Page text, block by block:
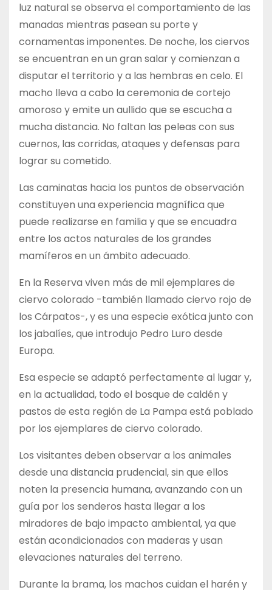
luz natural se observa el comportamiento de las
manadas mientras pasean su porte y
cornamentas imponentes. De noche, los ciervos
se encuentran en un gran salar y comienzan a
disputar el territorio y a las hembras en celo. El
macho lleva a cabo la ceremonia de cortejo
amoroso y emite un aullido que se escucha a
mucha distancia. No faltan las peleas con sus
cuernos, las corridas, ataques y defensas para
lograr su cometido.
Las caminatas hacia los puntos de observación
constituyen una experiencia magnífica que
puede realizarse en familia y que se encuadra
entre los actos naturales de los grandes
mamíferos en un ámbito adecuado.
En la Reserva viven más de mil ejemplares de
ciervo colorado -también llamado ciervo rojo de
los Cárpatos-, y es una especie exótica junto con
los jabalíes, que introdujo Pedro Luro desde
Europa.
Esa especie se adaptó perfectamente al lugar y,
en la actualidad, todo el bosque de caldén y
pastos de esta región de La Pampa está poblado
por los ejemplares de ciervo colorado.
Los visitantes deben observar a los animales
desde una distancia prudencial, sin que ellos
noten la presencia humana, avanzando con un
guía por los senderos hasta llegar a los
miradores de bajo impacto ambiental, ya que
están acondicionados con maderas y usan
elevaciones naturales del terreno.
Durante la brama, los machos cuidan el harén y